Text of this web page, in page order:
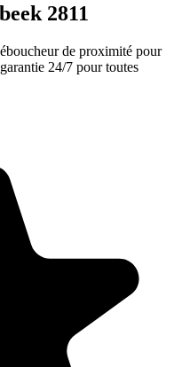
2811
de proximité pour
24/7 pour toutes